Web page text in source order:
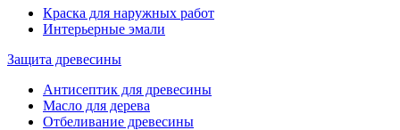
Краска для наружных работ
Интерьерные эмали
Защита древесины
Антисептик для древесины
Масло для дерева
Отбеливание древесины